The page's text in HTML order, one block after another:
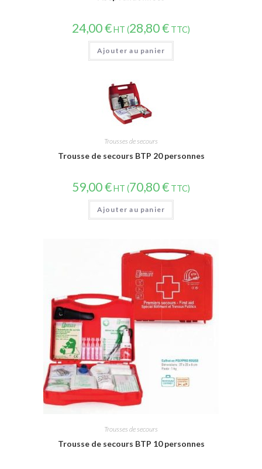
24,00€HT (28,80€ TTC)
Ajouter au panier
Trousses de secours
Trousse de secours BTP 20 personnes
59,00€HT (70,80€ TTC)
Ajouter au panier
Trousses de secours
Trousse de secours BTP 10 personnes